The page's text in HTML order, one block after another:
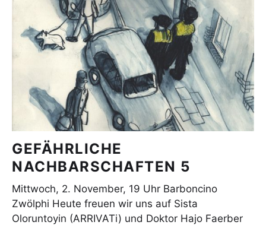
GEFÄHRLICHE
NACHBARSCHAFTEN 5
Mittwoch, 2. November, 19 Uhr Barboncino
Zwölphi Heute freuen wir uns auf Sista
Oloruntoyin (ARRIVATi) und Doktor Hajo Faerber